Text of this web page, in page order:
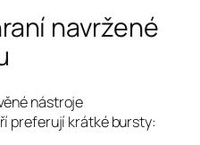
navržené
nástroje
preferují krátké bursty: